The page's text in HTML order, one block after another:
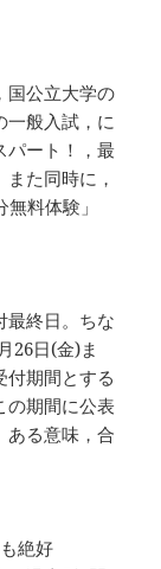
国公立大学の
一般入試，に
パート！，最
た同時に，
料体験」
最終日。ちな
26日(金)ま
付期間とする
の期間に公表
ある意味，合
絶好